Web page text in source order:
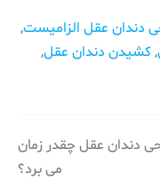
دندان عقل الزامیست,
,کشیدن دندان عقل,
دندان عقل چقدر زمان
می برد؟